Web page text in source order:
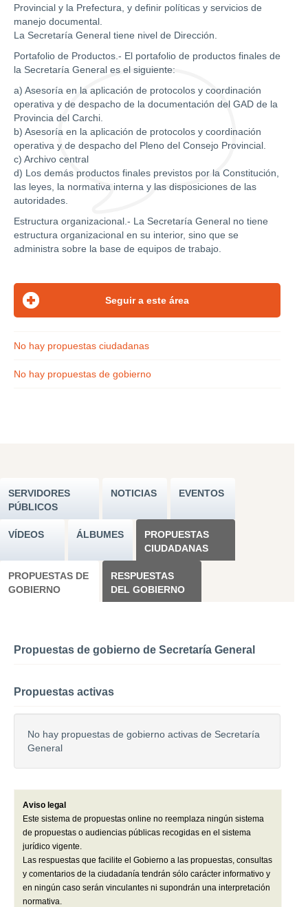
Provincial y la Prefectura, y definir políticas y servicios de
manejo documental.
La Secretaría General tiene nivel de Dirección.
Portafolio de Productos.- El portafolio de productos finales de
la Secretaría General es el siguiente:
a) Asesoría en la aplicación de protocolos y coordinación
operativa y de despacho de la documentación del GAD de la
Provincia del Carchi.
b) Asesoría en la aplicación de protocolos y coordinación
operativa y de despacho del Pleno del Consejo Provincial.
c) Archivo central
d) Los demás productos finales previstos por la Constitución,
las leyes, la normativa interna y las disposiciones de las
autoridades.
Estructura organizacional.- La Secretaría General no tiene
estructura organizacional en su interior, sino que se
administra sobre la base de equipos de trabajo.
No hay propuestas ciudadanas
No hay propuestas de gobierno
SERVIDORES
PÚBLICOS
NOTICIAS EVENTOS
VÍDEOS ÁLBUMES
PROPUESTAS
CIUDADANAS
PROPUESTAS DE
GOBIERNO
RESPUESTAS
DEL GOBIERNO
Propuestas de gobierno de Secretaría General
Propuestas activas
No hay propuestas de gobierno activas de Secretaría
General
Aviso legal
Este sistema de propuestas online no reemplaza ningún sistema
de propuestas o audiencias públicas recogidas en el sistema
jurídico vigente.
Las respuestas que facilite el Gobierno a las propuestas, consultas
y comentarios de la ciudadanía tendrán sólo carácter informativo y
en ningún caso serán vinculantes ni supondrán una interpretación
normativa.